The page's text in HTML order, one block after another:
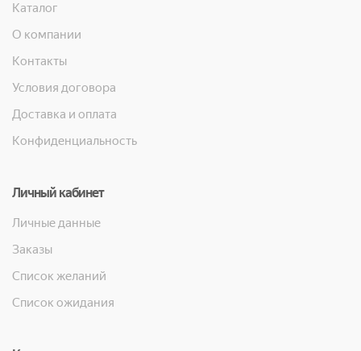
Каталог
О компании
Контакты
Условия договора
Доставка и оплата
Конфиденциальность
Личный кабинет
Личные данные
Заказы
Список желаний
Список ожидания